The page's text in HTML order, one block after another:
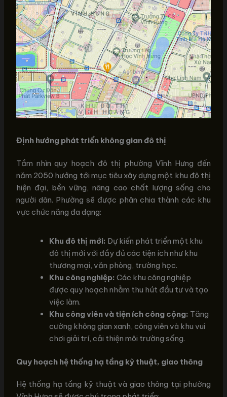
Định hướng phát triển không gian đô thị
Tầm nhìn quy hoạch đô thị phường Vĩnh Hưng đến
năm 2050 hướng tới mục tiêu xây dựng một khu đô thị
hiện đại, bền vững, nâng cao chất lượng sống cho
người dân. Phường sẽ được phân chia thành các khu
vực chức năng đa dạng:
Khu đô thị mới: Dự kiến phát triển một khu
đô thị mới với đầy đủ các tiện ích như khu
thương mại, văn phòng, trường học.
Khu công nghiệp: Các khu công nghiệp
được quy hoạch nhằm thu hút đầu tư và tạo
việc làm.
Khu công viên và tiện ích công cộng: Tăng
cường không gian xanh, công viên và khu vui
chơi giải trí, cải thiện môi trường sống.
Quy hoạch hệ thống hạ tầng kỹ thuật, giao thông
Hệ thống hạ tầng kỹ thuật và giao thông tại phường